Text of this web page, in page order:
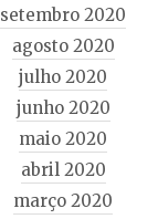
setembro 2020
agosto 2020
julho 2020
junho 2020
maio 2020
abril 2020
março 2020